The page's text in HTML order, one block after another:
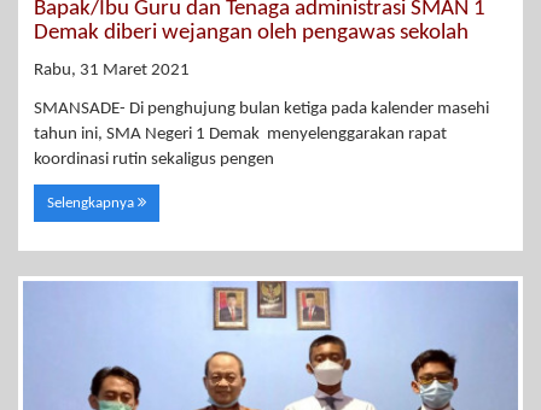
Bapak/Ibu Guru dan Tenaga administrasi SMAN 1
Demak diberi wejangan oleh pengawas sekolah
Rabu, 31 Maret 2021
SMANSADE- Di penghujung bulan ketiga pada kalender masehi
tahun ini, SMA Negeri 1 Demak menyelenggarakan rapat
koordinasi rutin sekaligus pengen
Selengkapnya